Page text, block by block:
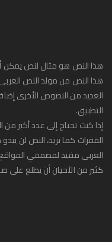
هذا النص هو مثال لنص يمكن
هذا النص من مولد النص
العديد من النصوص الأخرى
التطبيق.
إذا كنت تحتاج إلى عدد أكبر
الفقرات كما تريد، النص لن
العربى مفيد لمصممي
كثير من الأحيان أن يطلع